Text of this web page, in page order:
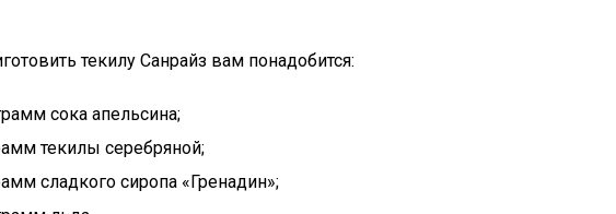
текилу Санрайз вам понадобится:
сока апельсина;
текилы серебряной;
сладкого сиропа «Гренадин»;